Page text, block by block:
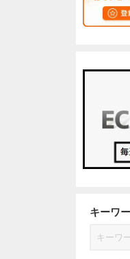
キーワ